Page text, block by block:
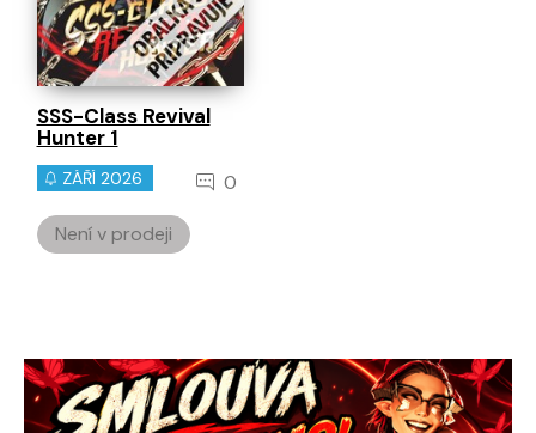
SSS-Class Revival
Hunter 1
ZÁŘÍ 2026 0
Není v prodeji